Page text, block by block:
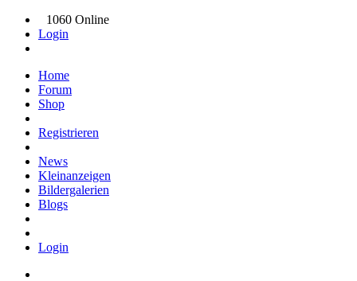
1060 Online
Login
Home
Forum
Shop
Registrieren
News
Kleinanzeigen
Bildergalerien
Blogs
Login